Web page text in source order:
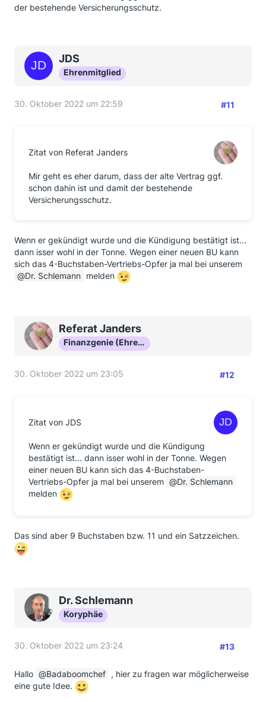
der bestehende Versicherungsschutz.
JDS
Ehrenmitglied
30. Oktober 2022 um 22:59 #11
Zitat von Referat Janders
Mir geht es eher darum, dass der alte Vertrag ggf.
schon dahin ist und damit der bestehende
Versicherungsschutz.
Wenn er gekündigt wurde und die Kündigung bestätigt ist...
dann isser wohl in der Tonne. Wegen einer neuen BU kann
sich das 4-Buchstaben-Vertriebs-Opfer ja mal bei unserem
Dr. Schlemann melden
Referat Janders
Finanzgenie (Ehrenmitglied)
30. Oktober 2022 um 23:05 #12
Zitat von JDS
Wenn er gekündigt wurde und die Kündigung
bestätigt ist... dann isser wohl in der Tonne. Wegen
einer neuen BU kann sich das 4-Buchstaben-
Vertriebs-Opfer ja mal bei unserem
Dr. Schlemann
melden
Das sind aber 9 Buchstaben bzw. 11 und ein Satzzeichen.
Dr. Schlemann
Koryphäe
30. Oktober 2022 um 23:24 #13
Hallo Badaboomchef , hier zu fragen war möglicherweise
eine gute Idee.